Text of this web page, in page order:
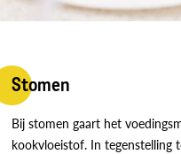
Stomen
Bij stomen gaart het
kookvloeistof. In tegenstelling